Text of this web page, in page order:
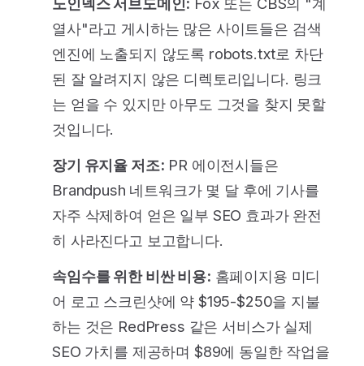
열사"라고 게시하는 많은 사이트들은 검색
엔진에 노출되지 않도록 robots.txt로 차단
된 잘 알려지지 않은 디렉토리입니다. 링크
는 얻을 수 있지만 아무도 그것을 찾지 못할
것입니다.
장기 유지율 저조: PR 에이전시들은
Brandpush 네트워크가 몇 달 후에 기사를
자주 삭제하여 얻은 일부 SEO 효과가 완전
히 사라진다고 보고합니다.
속임수를 위한 비싼 비용: 홈페이지용 미디
어 로고 스크린샷에 약 $195-$250을 지불
하는 것은 RedPress 같은 서비스가 실제
SEO 가치를 제공하며 $89에 동일한 작업을